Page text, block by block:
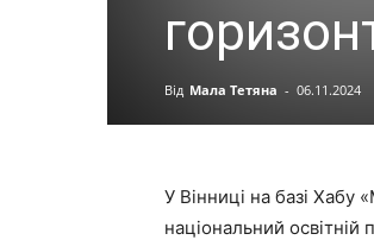
Від Мала Тетяна - 06.11.2024
У Вінниці на базі Хабу
національний